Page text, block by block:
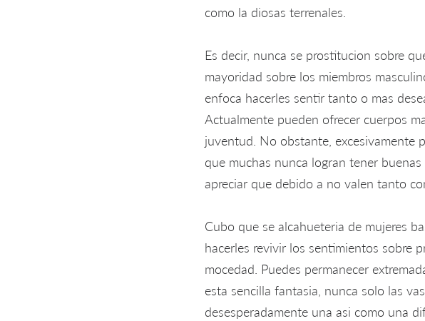
como la diosas terrenales.
Es decir, nunca se prostitucion sobre
mayoridad sobre los miembros
enfoca hacerles sentir tanto o mas
Actualmente pueden ofrecer cuerpos
juventud. No obstante, excesivamente
que muchas nunca logran tener
apreciar que debido a no valen tanto
Cubo que se alcahueteria de mujeres
hacerles revivir los sentimientos sobre
mocedad. Puedes permanecer
esta sencilla fantasia, nunca solo las
desesperadamente una asi­ como una